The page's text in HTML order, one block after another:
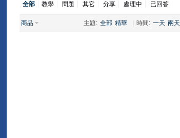
全部 教學 問題 其它 分享 處理中 已回答
商品 主題: 全部 精華 時間: 一天 兩天